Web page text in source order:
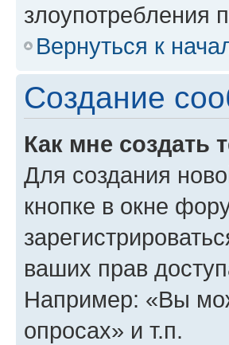
злоупотребления
Вернуться к
Создание
Как мне создать
Для создания
кнопке в окне
ваших прав
Например: «Вы
опросах» и т.п.